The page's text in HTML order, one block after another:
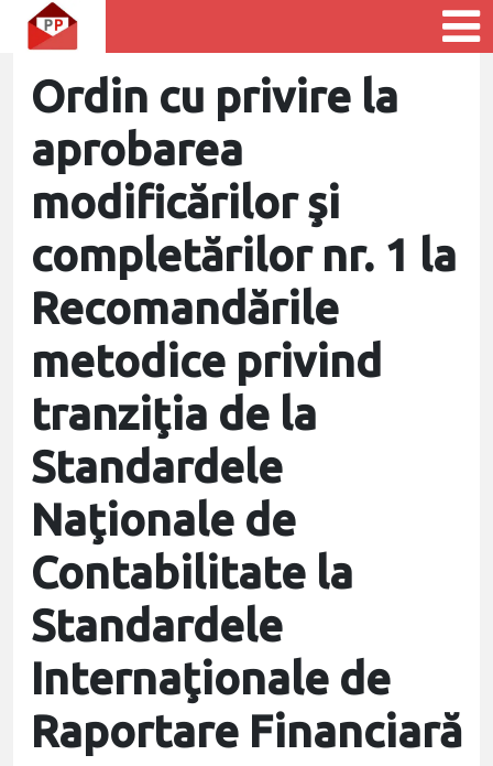
Ordin cu privire la
aprobarea
modificărilor şi
completărilor nr. 1 la
Recomandările
metodice privind
tranziţia de la
Standardele
Naţionale de
Contabilitate la
Standardele
Internaţionale de
Raportare Financiară